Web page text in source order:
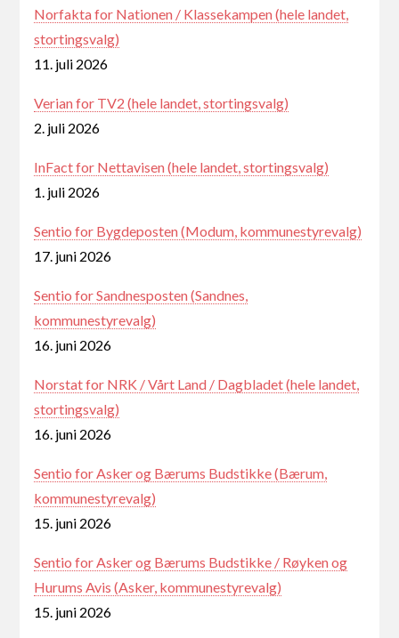
Norfakta for Nationen / Klassekampen (hele landet,
stortingsvalg)
11. juli 2026
Verian for TV2 (hele landet, stortingsvalg)
2. juli 2026
InFact for Nettavisen (hele landet, stortingsvalg)
1. juli 2026
Sentio for Bygdeposten (Modum, kommunestyrevalg)
17. juni 2026
Sentio for Sandnesposten (Sandnes,
kommunestyrevalg)
16. juni 2026
Norstat for NRK / Vårt Land / Dagbladet (hele landet,
stortingsvalg)
16. juni 2026
Sentio for Asker og Bærums Budstikke (Bærum,
kommunestyrevalg)
15. juni 2026
Sentio for Asker og Bærums Budstikke / Røyken og
Hurums Avis (Asker, kommunestyrevalg)
15. juni 2026